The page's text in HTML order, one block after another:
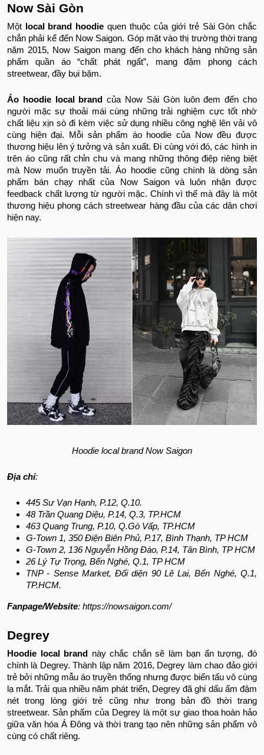
Now Sài Gòn
Một local brand hoodie quen thuộc của giới trẻ Sài Gòn chắc
chắn phải kể đến Now Saigon. Góp mặt vào thị trường thời trang
năm 2015, Now Saigon mang đến cho khách hàng những sản
phẩm quần áo “chất phát ngất”, mang đậm phong cách
streetwear, đầy bụi bặm.
Áo hoodie local brand
của Now Sài Gòn luôn đem đến cho
người mặc sự thoải mái cùng những trải nghiệm cực tốt nhờ
chất liệu xịn sò đi kèm việc sử dụng nhiều công nghệ lên vải vô
cùng hiện đại. Mỗi sản phẩm áo hoodie của Now đều được
thương hiệu lên ý tưởng và sản xuất. Đi cùng với đó, các hình in
trên áo cũng rất chỉn chu và mang những thông điệp riêng biệt
mà Now muốn truyền tải. Áo hoodie cũng chính là dòng sản
phẩm bán chạy nhất của Now Saigon và luôn nhận được
feedback chất lượng từ người mặc. Chính vì thế mà đây là một
thương hiệu phong cách streetwear hàng đầu của các dân chơi
hiện nay.
Hoodie local brand Now Saigon
Địa chỉ:
445 Sư Vạn Hạnh, P.12, Q.10.
48 Trần Quang Diệu, P.14, Q.3, TP.HCM
463 Quang Trung, P.10, Q.Gò Vấp, TP.HCM
G-Town 1, 350 Điện Biên Phủ, P.17, Bình Thạnh, TP HCM
G-Town 2, 136 Nguyễn Hồng Đào, P.14, Tân Bình, TP HCM
26 Lý Tự Trọng, Bến Nghé, Q.1, TP HCM
TNP - Sense Market, Đối diện 90 Lê Lai, Bến Nghé, Q.1,
TP.HCM.
Fanpage/Website: https://nowsaigon.com/
Degrey
Hoodie local brand
này chắc chắn sẽ làm bạn ấn tượng, đó
chính là Degrey. Thành lập năm 2016, Degrey làm chao đảo giới
trẻ bởi những mẫu áo truyền thống nhưng được biến tấu vô cùng
lạ mắt. Trải qua nhiều năm phát triển, Degrey đã ghi dấu ấm đậm
nét trong lòng giới trẻ cũng như trong bản đồ thời trang
streetwear. Sản phẩm của Degrey là một sự giao thoa hoàn hảo
giữa văn hóa Á Đông và thời trang tạo nên những sản phẩm vô
cùng có chất riêng.